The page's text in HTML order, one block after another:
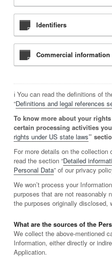
Identifiers
Commercial information
ℹ️ You can read the definitions of
“Definitions and legal references
To know more about your
certain processing activities
rights under US state laws”
For more details on the collection
read the section “Detailed
Personal Data” of our privacy
We won’t process your
purposes that are not reasonably
the purposes originally disclosed,
What are the sources of the
We collect the above-mentioned
Information, either directly or
Application.